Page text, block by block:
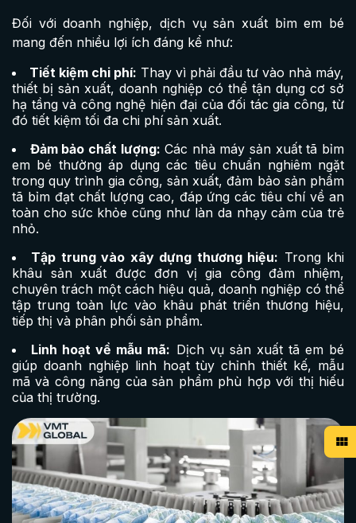
Đối với doanh nghiệp, dịch vụ sản xuất bỉm em bé
mang đến nhiều lợi ích đáng kể như:
Tiết kiệm chi phí: Thay vì phải đầu tư vào nhà máy,
thiết bị sản xuất, doanh nghiệp có thể tận dụng cơ sở
hạ tầng và công nghệ hiện đại của đối tác gia công, từ
đó tiết kiệm tối đa chi phí sản xuất.
Đảm bảo chất lượng: Các nhà máy sản xuất tã bỉm
em bé thường áp dụng các tiêu chuẩn nghiêm ngặt
trong quy trình gia công, sản xuất, đảm bảo sản phẩm
tã bỉm đạt chất lượng cao, đáp ứng các tiêu chí về an
toàn cho sức khỏe cũng như làn da nhạy cảm của trẻ
nhỏ.
Tập trung vào xây dựng thương hiệu: Trong khi
khâu sản xuất được đơn vị gia công đảm nhiệm,
chuyên trách một cách hiệu quả, doanh nghiệp có thể
tập trung toàn lực vào khâu phát triển thương hiệu,
tiếp thị và phân phối sản phẩm.
Linh hoạt về mẫu mã: Dịch vụ sản xuất tã em bé
giúp doanh nghiệp linh hoạt tùy chỉnh thiết kế, mẫu
mã và công năng của sản phẩm phù hợp với thị hiếu
của thị trường.